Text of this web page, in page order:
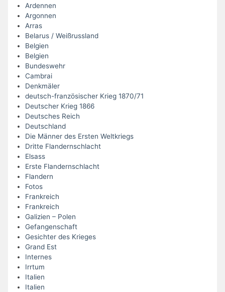
Ardennen
Argonnen
Arras
Belarus / Weißrussland
Belgien
Belgien
Bundeswehr
Cambrai
Denkmäler
deutsch-französischer Krieg 1870/71
Deutscher Krieg 1866
Deutsches Reich
Deutschland
Die Männer des Ersten Weltkriegs
Dritte Flandernschlacht
Elsass
Erste Flandernschlacht
Flandern
Fotos
Frankreich
Frankreich
Galizien – Polen
Gefangenschaft
Gesichter des Krieges
Grand Est
Internes
Irrtum
Italien
Italien